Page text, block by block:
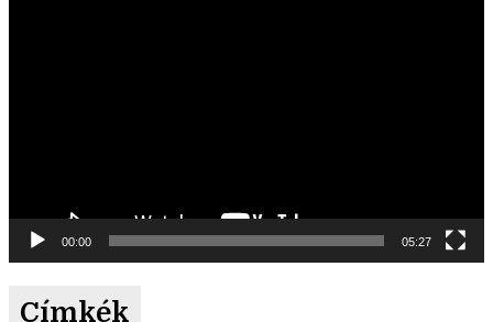
00:00 05:27
Címkék